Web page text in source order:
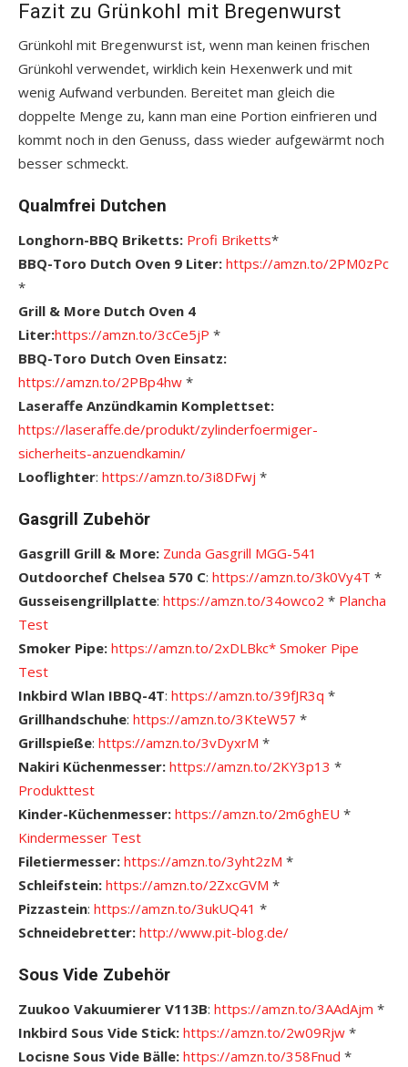
Fazit zu Grünkohl mit Bregenwurst
Grünkohl mit Bregenwurst ist, wenn man keinen frischen
Grünkohl verwendet, wirklich kein Hexenwerk und mit
wenig Aufwand verbunden. Bereitet man gleich die
doppelte Menge zu, kann man eine Portion einfrieren und
kommt noch in den Genuss, dass wieder aufgewärmt noch
besser schmeckt.
Qualmfrei Dutchen
Longhorn-BBQ Briketts: Profi Briketts*
BBQ-Toro Dutch Oven 9 Liter: https://amzn.to/2PM0zPc
*
Grill & More Dutch Oven 4
Liter:https://amzn.to/3cCe5jP *
BBQ-Toro Dutch Oven Einsatz:
https://amzn.to/2PBp4hw *
Laseraffe Anzündkamin Komplettset:
https://laseraffe.de/produkt/zylinderfoermiger-
sicherheits-anzuendkamin/
Looflighter: https://amzn.to/3i8DFwj *
Gasgrill Zubehör
Gasgrill Grill & More: Zunda Gasgrill MGG-541
Outdoorchef Chelsea 570 C: https://amzn.to/3k0Vy4T *
Gusseisengrillplatte: https://amzn.to/34owco2 * Plancha
Test
Smoker Pipe: https://amzn.to/2xDLBkc* Smoker Pipe
Test
Inkbird Wlan IBBQ-4T: https://amzn.to/39fJR3q *
Grillhandschuhe: https://amzn.to/3KteW57 *
Grillspieße: https://amzn.to/3vDyxrM *
Nakiri Küchenmesser: https://amzn.to/2KY3p13 *
Produkttest
Kinder-Küchenmesser: https://amzn.to/2m6ghEU *
Kindermesser Test
Filetiermesser: https://amzn.to/3yht2zM *
Schleifstein: https://amzn.to/2ZxcGVM *
Pizzastein: https://amzn.to/3ukUQ41 *
Schneidebretter: http://www.pit-blog.de/
Sous Vide Zubehör
Zuukoo Vakuumierer V113B: https://amzn.to/3AAdAjm *
Inkbird Sous Vide Stick: https://amzn.to/2w09Rjw *
Locisne Sous Vide Bälle: https://amzn.to/358Fnud *